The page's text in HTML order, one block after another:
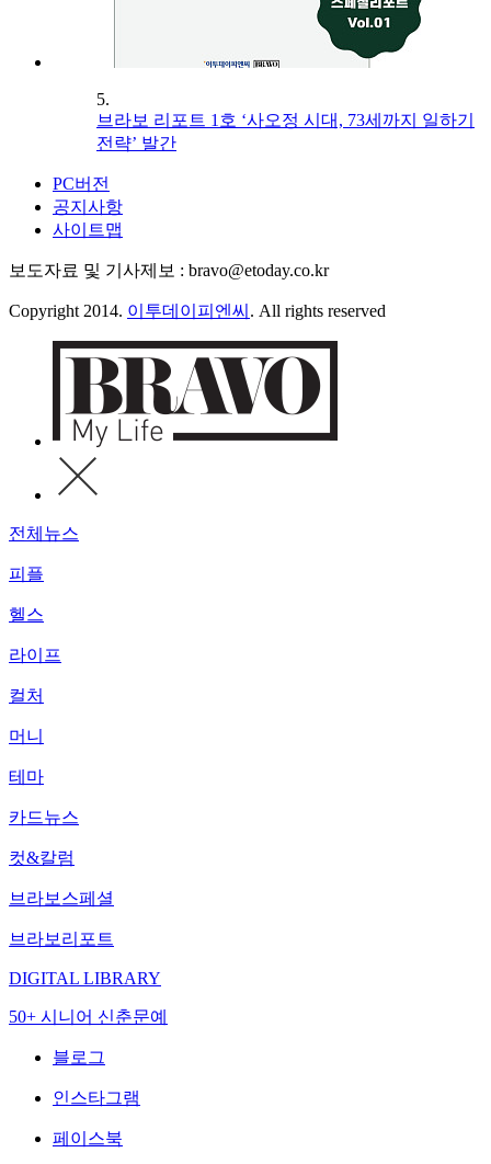
5.
브라보 리포트 1호 ‘사오정 시대, 73세까지 일하기
전략’ 발간
PC버전
공지사항
사이트맵
보도자료 및 기사제보 : bravo@etoday.co.kr
Copyright 2014. 이투데이피엔씨 . All rights reserved
전체뉴스
피플
헬스
라이프
컬처
머니
테마
카드뉴스
컷&칼럼
브라보스페셜
브라보리포트
DIGITAL LIBRARY
50+ 시니어 신춘문예
블로그
인스타그램
페이스북